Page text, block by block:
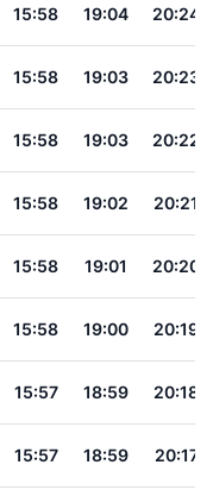
15:58 19:04 20:24
15:58 19:03 20:23
15:58 19:03 20:22
15:58 19:02 20:21
15:58 19:01 20:20
15:58 19:00 20:19
15:57 18:59 20:18
15:57 18:59 20:17